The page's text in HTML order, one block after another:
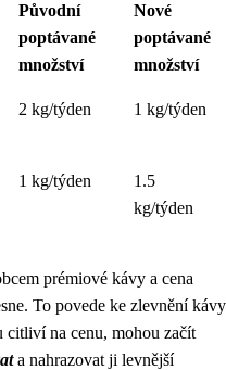
Původní
poptávané
množství
Nové
poptávané
množství
2 kg/týden 1 kg/týden
1 kg/týden
1.5
kg/týden
prémiové kávy a cena
To povede ke zlevnění kávy
citliví na cenu, mohou začít
a nahrazovat ji levnější